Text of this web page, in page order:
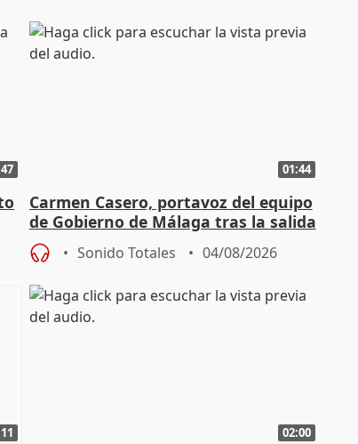
01:44
Carmen Casero, portavoz del equipo
de Gobierno de Málaga tras la salida
de Pérez de Siles
Sonido Totales 04/08/2026
02:00